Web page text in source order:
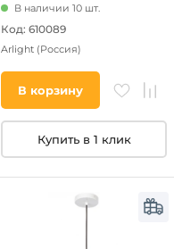
В наличии 10 шт.
Код: 610089
Arlight (Россия)
В корзину
Купить в 1 клик